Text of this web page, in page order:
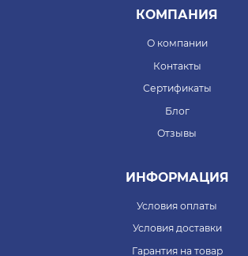
КОМПАНИЯ
О компании
Контакты
Сертификаты
Блог
Отзывы
ИНФОРМАЦИЯ
Условия оплаты
Условия доставки
Гарантия на товар